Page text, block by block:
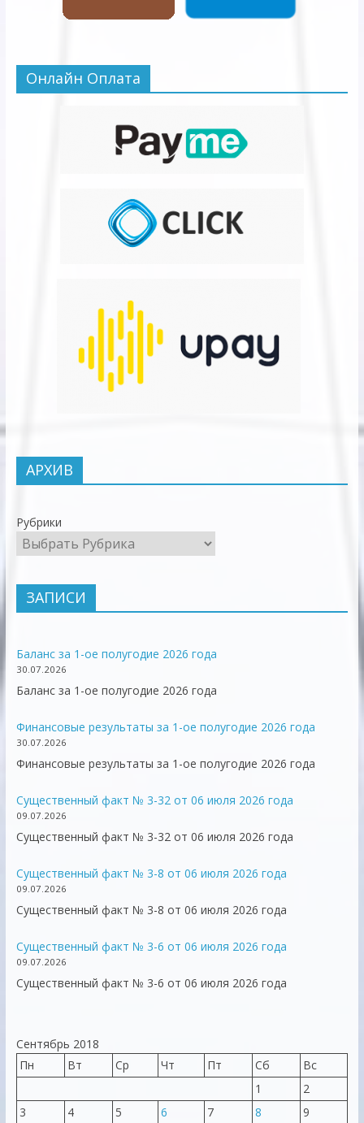
Онлайн Оплата
АРХИВ
Рубрики
ЗАПИСИ
Баланс за 1-ое полугодие 2026 года
30.07.2026
Баланс за 1-ое полугодие 2026 года
Финансовые результаты за 1-ое полугодие 2026 года
30.07.2026
Финансовые результаты за 1-ое полугодие 2026 года
Существенный факт № 3-32 от 06 июля 2026 года
09.07.2026
Существенный факт № 3-32 от 06 июля 2026 года
Существенный факт № 3-8 от 06 июля 2026 года
09.07.2026
Существенный факт № 3-8 от 06 июля 2026 года
Существенный факт № 3-6 от 06 июля 2026 года
09.07.2026
Существенный факт № 3-6 от 06 июля 2026 года
Сентябрь 2018
Пн
Вт Ср Чт Пт Сб
Вс
1
2
3
4 5 6 7 8 9